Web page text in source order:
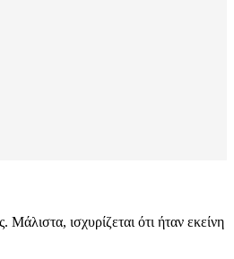
ισχυρίζεται ότι ήταν εκείνη